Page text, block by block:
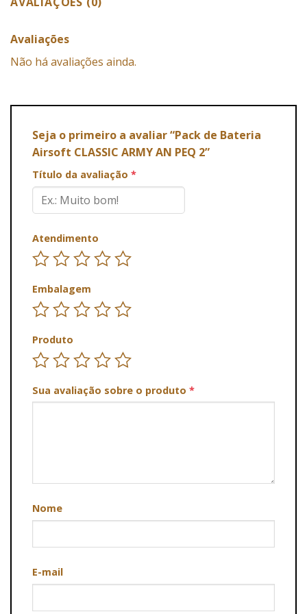
Avaliações
Não há avaliações ainda.
Seja o primeiro a avaliar “Pack de Bateria
Airsoft CLASSIC ARMY AN PEQ 2”
Título da avaliação *
Atendimento
Embalagem
Produto
Sua avaliação sobre o produto *
Nome
E-mail